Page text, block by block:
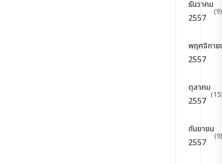
ธันวาคม
2557
(9)
พฤศจิกาย
2557
ตุลาคม
2557
กันยายน
2557
(9)